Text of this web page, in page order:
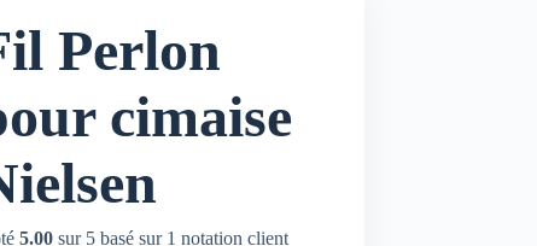
Perlon
cimaise
5.00sur 5 basé sur 1 notation client